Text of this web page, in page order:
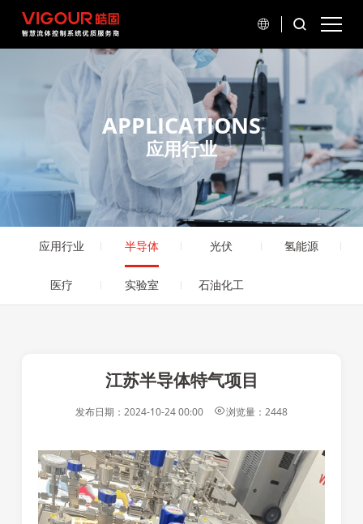
APPLICATIONS
应用行业
应用行业 半导体 光伏 氢能源
医疗 实验室 石油化工
江苏半导体特气项目
发布日期： 2024-10-24 00:00 浏览量： 2448